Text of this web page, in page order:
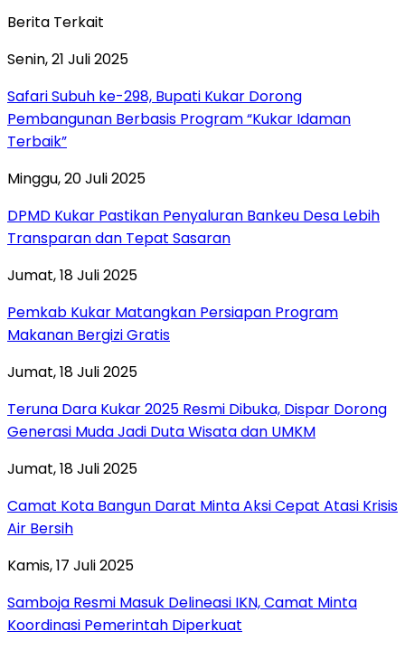
Berita Terkait
Senin, 21 Juli 2025
Safari Subuh ke-298, Bupati Kukar Dorong
Pembangunan Berbasis Program “Kukar Idaman
Terbaik”
Minggu, 20 Juli 2025
DPMD Kukar Pastikan Penyaluran Bankeu Desa Lebih
Transparan dan Tepat Sasaran
Jumat, 18 Juli 2025
Pemkab Kukar Matangkan Persiapan Program
Makanan Bergizi Gratis
Jumat, 18 Juli 2025
Teruna Dara Kukar 2025 Resmi Dibuka, Dispar Dorong
Generasi Muda Jadi Duta Wisata dan UMKM
Jumat, 18 Juli 2025
Camat Kota Bangun Darat Minta Aksi Cepat Atasi Krisis
Air Bersih
Kamis, 17 Juli 2025
Samboja Resmi Masuk Delineasi IKN, Camat Minta
Koordinasi Pemerintah Diperkuat